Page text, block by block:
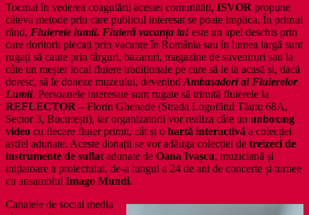
Tocmai în vederea coagulării acestei comunități, ISVOR propune
câteva metode prin care publicul interesat se poate implica. În primul
rând, Fluierele lumii. Fluieră vacanța ta! este un apel deschis prin
care doritorii plecați prin vacanțe în România sau în lumea largă sunt
rugați să caute prin târguri, bazaruri, magazine de suveniruri sau la
câte un meșter local fluiere tradiționale pe care să le ia acasă și, dacă
doresc, să le doneze muzeului, devenind Ambasadori ai Fluierelor
Lumii. Persoanele interesate sunt rugate să trimită fluierele la
REFLECTOR – Florin Ghenade (Strada Logofătul Tăutu 68A,
Sector 3, București), iar organizatorii vor realiza câte un unboxing
video cu fiecare fluier primit, cât și o hartă interactivă a colecției
astfel adunate. Aceste donații se vor adăuga colecției de treizeci de
instrumente de suflat adunate de Oana Ivașcu, muziciană şi
inițiatoare a proiectului, de-a lungul a 24 de ani de concerte şi turnee
cu ansamblul Imago Mundi.
Canalele de social media